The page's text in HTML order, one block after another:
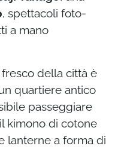
, spettacoli foto-
a mano
della città è
quartiere antico
passeggiare
kimono di cotone
lanterne a forma di